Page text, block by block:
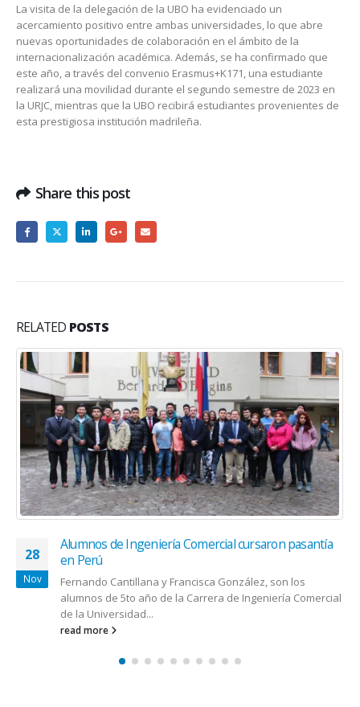
La visita de la delegación de la UBO ha evidenciado un
acercamiento positivo entre ambas universidades, lo que abre
nuevas oportunidades de colaboración en el ámbito de la
internacionalización académica. Además, se ha confirmado que
este año, a través del convenio Erasmus+K171, una estudiante
realizará una movilidad durante el segundo semestre de 2023 en
la URJC, mientras que la UBO recibirá estudiantes provenientes de
esta prestigiosa institución madrileña.
Share this post
RELATED POSTS
28
Nov
Alumnos de Ingeniería Comercial cursaron pasantía
en Perú
Fernando Cantillana y Francisca González, son los
alumnos de 5to año de la Carrera de Ingeniería Comercial
de la Universidad...
read more